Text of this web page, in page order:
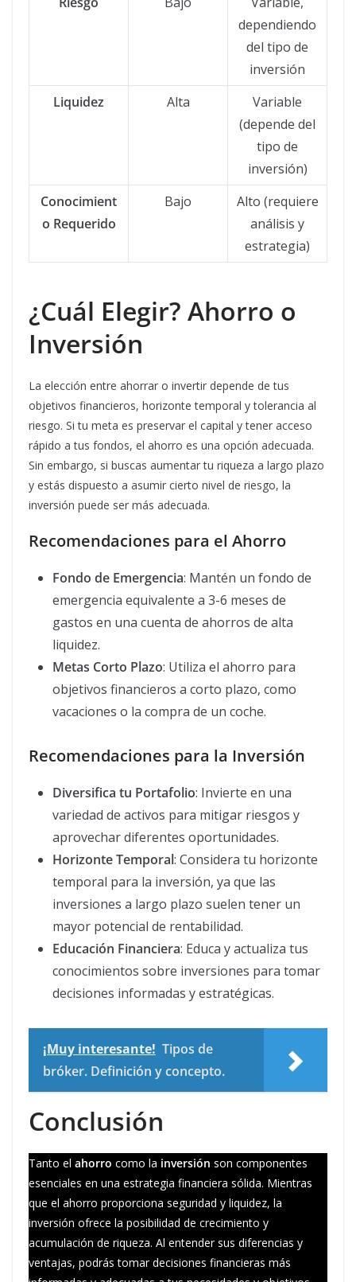
dependiendo
del tipo de
inversión
Liquidez
Alta
Variable
(depende del
tipo de
inversión)
Conocimient
o Requerido
Bajo
Alto (requiere
análisis y
estrategia)
¿Cuál Elegir? Ahorro o
Inversión
La elección entre ahorrar o invertir depende de tus
objetivos financieros, horizonte temporal y tolerancia al
riesgo. Si tu meta es preservar el capital y tener acceso
rápido a tus fondos, el ahorro es una opción adecuada.
Sin embargo, si buscas aumentar tu riqueza a largo plazo
y estás dispuesto a asumir cierto nivel de riesgo, la
inversión puede ser más adecuada.
Recomendaciones para el Ahorro
Fondo de Emergencia: Mantén un fondo de
emergencia equivalente a 3-6 meses de
gastos en una cuenta de ahorros de alta
liquidez.
Metas Corto Plazo: Utiliza el ahorro para
objetivos financieros a corto plazo, como
vacaciones o la compra de un coche.
Recomendaciones para la Inversión
Diversifica tu Portafolio: Invierte en una
variedad de activos para mitigar riesgos y
aprovechar diferentes oportunidades.
Horizonte Temporal: Considera tu horizonte
temporal para la inversión, ya que las
inversiones a largo plazo suelen tener un
mayor potencial de rentabilidad.
Educación Financiera: Educa y actualiza tus
conocimientos sobre inversiones para tomar
decisiones informadas y estratégicas.
¡Muy interesante! Tipos de
bróker. Definición y concepto.
Conclusión
Tanto el ahorro como la inversión son componentes
esenciales en una estrategia financiera sólida. Mientras
que el ahorro proporciona seguridad y liquidez, la
inversión ofrece la posibilidad de crecimiento y
acumulación de riqueza. Al entender sus diferencias y
ventajas, podrás tomar decisiones financieras más